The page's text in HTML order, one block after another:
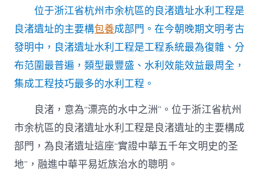
的
水
網
長
專
包
養
經
驗
啥
樣？〉
中
位于浙江省杭州市余杭區的良渚遺址水利工程是
良渚遺址的主要構包養成部門。在今朝晚期文明考古
發明中，良渚遺址水利工程是工程系統最為復雜、分
布范圍最普遍，類型最豐盛、水利效能效益最周全，
集成工程技巧最多的水利工程。
良渚，意為“漂亮的水中之洲”。位于浙江省杭州
市余杭區的良渚遺址水利工程是良渚遺址的主要構成
部門，為良渚遺址這座“實證中華五千年文明史的圣
地”，融進中華平易近族治水的聰明。